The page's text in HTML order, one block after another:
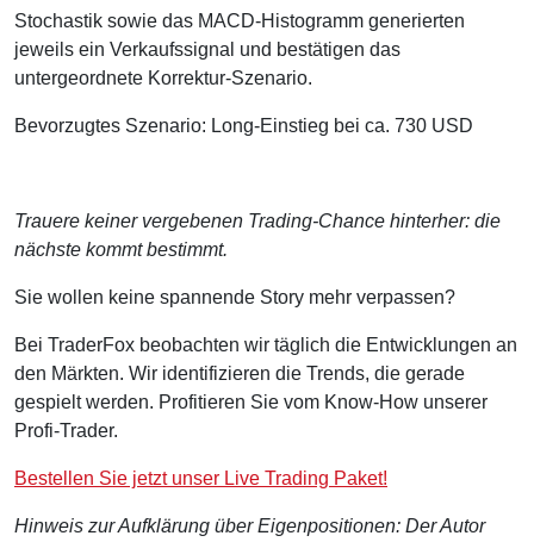
Stochastik sowie das MACD-Histogramm generierten
jeweils ein Verkaufssignal und bestätigen das
untergeordnete Korrektur-Szenario.
Bevorzugtes Szenario: Long-Einstieg bei ca. 730 USD
Trauere keiner vergebenen Trading-Chance hinterher: die
nächste kommt bestimmt.
Sie wollen keine spannende Story mehr verpassen?
Bei TraderFox beobachten wir täglich die Entwicklungen an
den Märkten. Wir identifizieren die Trends, die gerade
gespielt werden. Profitieren Sie vom Know-How unserer
Profi-Trader.
Bestellen Sie jetzt unser Live Trading Paket!
Hinweis zur Aufklärung über Eigenpositionen: Der Autor